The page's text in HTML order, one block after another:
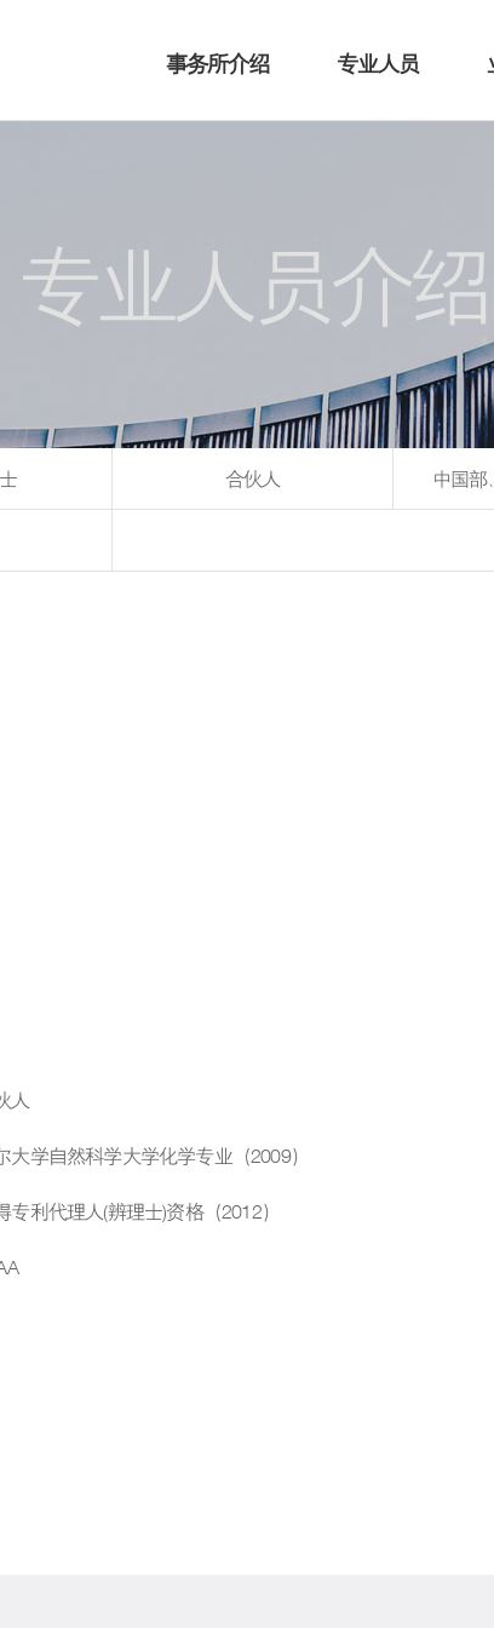
事务所介绍 专业人员
专业人员介绍
合伙人 中国部
人
大学自然科学大学化学专业（2009）
专利代理人(辨理士)资格（2012）